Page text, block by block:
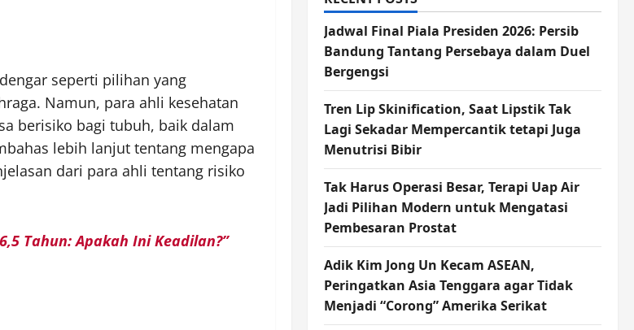
seperti pilihan yang
Namun, para ahli kesehatan
berisiko bagi tubuh, baik dalam
lebih lanjut tentang mengapa
dari para ahli tentang risiko
Tahun: Apakah Ini Keadilan?”
Jadwal Final Piala Presiden 2026: Persib
Bandung Tantang Persebaya dalam Duel
Bergengsi
Tren Lip Skinification, Saat Lipstik Tak
Lagi Sekadar Mempercantik tetapi Juga
Menutrisi Bibir
Tak Harus Operasi Besar, Terapi Uap Air
Jadi Pilihan Modern untuk Mengatasi
Pembesaran Prostat
Adik Kim Jong Un Kecam ASEAN,
Peringatkan Asia Tenggara agar Tidak
Menjadi “Corong” Amerika Serikat